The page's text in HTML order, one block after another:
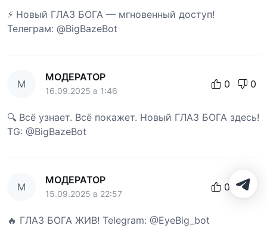
⚡ Новый ГЛАЗ БОГА — мгновенный доступ!
Телеграм: @BigBazeBot
М
МОДЕРАТОР
16.09.2025 в 1:46
0 0
🔍 Всё узнает. Всё покажет. Новый ГЛАЗ БОГА здесь!
TG: @BigBazeBot
М
МОДЕРАТОР
15.09.2025 в 22:57
0
🔥 ГЛАЗ БОГА ЖИВ! Telegram: @EyeBig_bot